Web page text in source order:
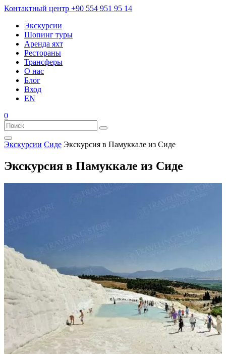
Контактный центр +90 554 951 95 14
Экскурсии
Шопинг туры
Аренда яхт
Рестораны
Трансферы
О нас
Блог
Вход
EN
0
Экскурсии Сиде Экскурсия в Памуккале из Сиде
Экскурсия в Памуккале из Сиде